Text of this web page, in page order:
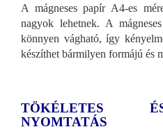
A mágneses papír A4-es
nagyok lehetnek. A
könnyen vágható, így
készíthet bármilyen formájú és
TÖKÉLETES
NYOMTATÁS